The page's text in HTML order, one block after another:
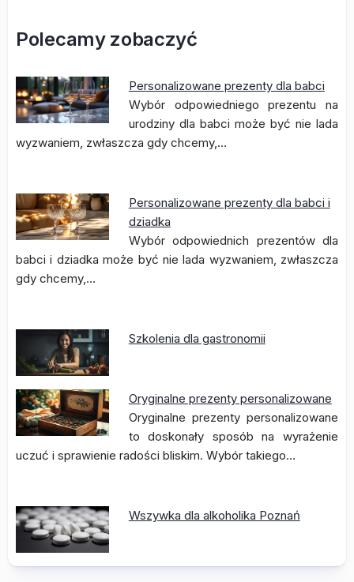
Polecamy zobaczyć
Personalizowane prezenty dla babci
Wybór odpowiedniego prezentu na
urodziny dla babci może być nie lada
wyzwaniem, zwłaszcza gdy chcemy,…
Personalizowane prezenty dla babci i
dziadka
Wybór odpowiednich prezentów dla
babci i dziadka może być nie lada wyzwaniem, zwłaszcza
gdy chcemy,…
Szkolenia dla gastronomii
Oryginalne prezenty personalizowane
Oryginalne prezenty personalizowane
to doskonały sposób na wyrażenie
uczuć i sprawienie radości bliskim. Wybór takiego…
Wszywka dla alkoholika Poznań